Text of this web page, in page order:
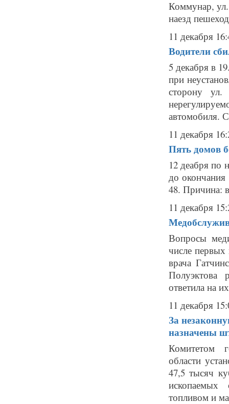
Коммунар,
наезд
11 декабря
Водители
5 декабря в
при
сторону ул.
автомобиля.
11 декабря
Пять домов
12 деабря по
до
48. Причина:
11 декабря
Вопросы
числе первых
врача
Полуэктова
ответила на
11 декабря
За
назначены
Комитетом
области
47,5 тысяч
ископаемых
топливом и